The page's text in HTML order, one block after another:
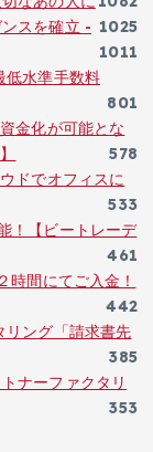
1025
スを確立 -
1011
低水準手数料
801
金化が可能とな
578
ドでオフィスに
533
！【ビートレーデ
461
間にてご入金！
442
リング「請求書先
385
ナーファクタリ
353